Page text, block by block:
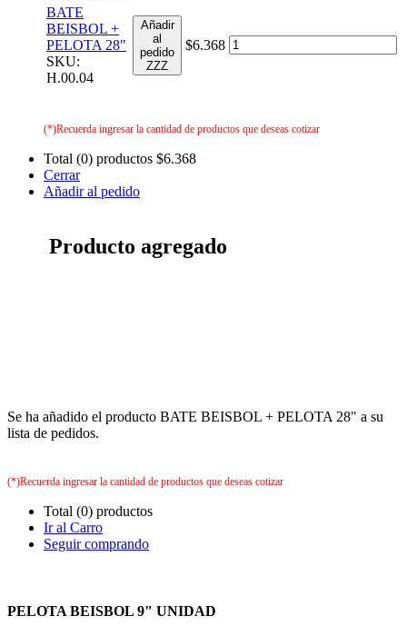
BATE
BEISBOL +
PELOTA 28"
SKU:
H.00.04
Añadir
al
pedido
ZZZ
$6.368
(*)Recuerda ingresar la cantidad de productos que deseas cotizar
Total (0) productos $6.368
Cerrar
Añadir al pedido
Producto agregado
Se ha añadido el producto BATE BEISBOL + PELOTA 28" a su
lista de pedidos.
(*)Recuerda ingresar la cantidad de productos que deseas cotizar
Total (0) productos
Ir al Carro
Seguir comprando
PELOTA BEISBOL 9" UNIDAD